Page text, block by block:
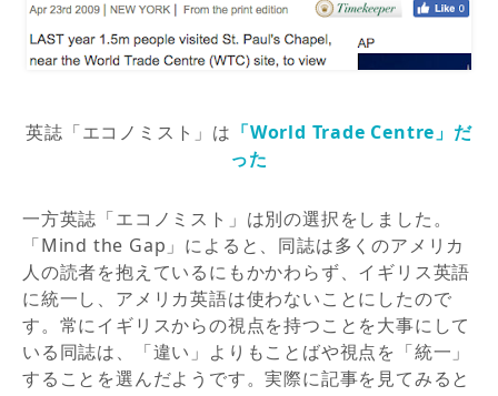
英誌「エコノミスト」は 「World Trade Centre」だ
った
一方英誌「エコノミスト」は別の選択をしました。
「Mind the Gap」によると、同誌は多くのアメリカ
人の読者を抱えているにもかかわらず、イギリス英語
に統一し、アメリカ英語は使わないことにしたので
す。常にイギリスからの視点を持つことを大事にして
いる同誌は、「違い」よりもことばや視点を「統一」
することを選んだようです。実際に記事を見てみると